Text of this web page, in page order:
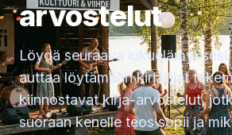
arvostelut
Löydä seuraava
auttaa löytämään kirjailijat
kiinnostavat kirja-arvostelut,
suoraan kenelle teos sopii ja